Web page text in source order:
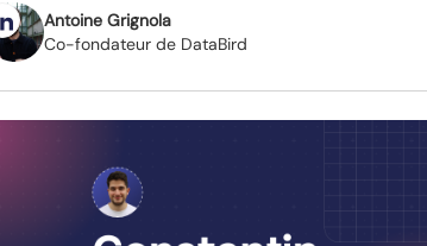
Antoine Grignola
Co-fondateur de DataBird